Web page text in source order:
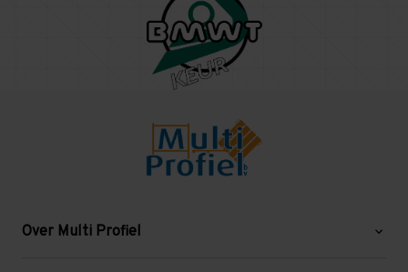
Over Multi Profiel